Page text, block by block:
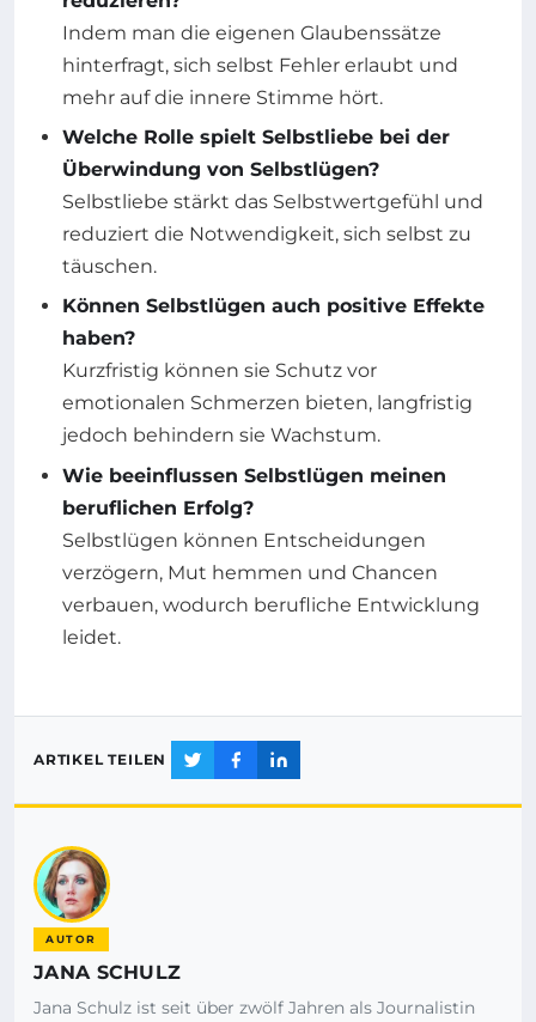
Indem man die eigenen Glaubenssätze
hinterfragt, sich selbst Fehler erlaubt und
mehr auf die innere Stimme hört.
Welche Rolle spielt Selbstliebe bei der
Überwindung von Selbstlügen?
Selbstliebe stärkt das Selbstwertgefühl und
reduziert die Notwendigkeit, sich selbst zu
täuschen.
Können Selbstlügen auch positive Effekte
haben?
Kurzfristig können sie Schutz vor
emotionalen Schmerzen bieten, langfristig
jedoch behindern sie Wachstum.
Wie beeinflussen Selbstlügen meinen
beruflichen Erfolg?
Selbstlügen können Entscheidungen
verzögern, Mut hemmen und Chancen
verbauen, wodurch berufliche Entwicklung
leidet.
ARTIKEL TEILEN
AUTOR
JANA SCHULZ
Jana Schulz ist seit über zwölf Jahren als Journalistin